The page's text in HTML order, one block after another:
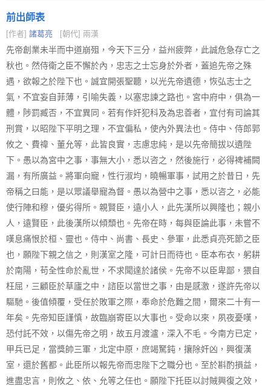
前出師表
[作者] 諸葛亮 [朝代] 兩漢
先帝創業未半而中道崩殂，今天下三分，益州疲弊，此誠危急存亡之
秋也。然侍衛之臣不懈於內，忠志之士忘身於外者，蓋追先帝之殊
遇，欲報之於陛下也。誠宜開張聖聽，以光先帝遺德，恢弘志士之
氣，不宜妄自菲薄，引喻失義，以塞忠諫之路也。宮中府中，俱為一
體，陟罰臧否，不宜異同。若有作奸犯科及為忠善者，宜付有司論其
刑賞，以昭陛下平明之理，不宜偏私，使內外異法也。侍中、侍郎郭
攸之、費禕、董允等，此皆良實，志慮忠純，是以先帝簡拔以遺陛
下。愚以為宮中之事，事無大小，悉以咨之，然後施行，必得裨補闕
漏，有所廣益。將軍向寵，性行淑均，曉暢軍事，試用之於昔日，先
帝稱之曰能，是以眾議舉寵為督。愚以為營中之事，悉以咨之，必能
使行陣和穆，優劣得所。親賢臣，遠小人，此先漢所以興隆也；親小
人，遠賢臣，此後漢所以傾頹也。先帝在時，每與臣論此事，未嘗不
嘆息痛恨於桓、靈也。侍中、尚書、長史、參軍，此悉貞亮死節之臣
也，願陛下親之信之，則漢室之隆，可計日而待也。臣本布衣，躬耕
於南陽，苟全性命於亂世，不求聞達於諸侯。先帝不以臣卑鄙，猥自
枉屈，三顧臣於草廬之中，諮臣以當世之事，由是感激，遂許先帝以
驅馳。後值傾覆，受任於敗軍之際，奉命於危難之間，爾來二十有一
年矣。先帝知臣謹慎，故臨崩寄臣以大事也。受命以來，夙夜憂嘆，
恐付託不效，以傷先帝之明，故五月渡瀘，深入不毛。今南方已定，
甲兵已足，當獎帥三軍，北定中原，庶竭駑鈍，攘除奸凶，興復漢
室，還於舊都。此臣所以報先帝而忠陛下之職分也。至於斟酌損益，
進盡忠言，則攸之、依、允等之任也。願陛下托臣以討賊興復之效，